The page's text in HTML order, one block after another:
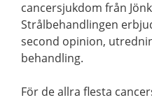
cancersjukdom från
Strålbehandlingen
second opinion,
behandling.
För de allra flesta